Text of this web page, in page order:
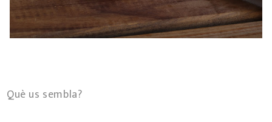
Què us sembla?